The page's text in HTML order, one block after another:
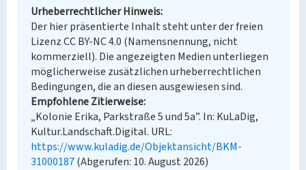
Urheberrechtlicher Hinweis
Der hier präsentierte Inhalt steht unter der freien
Lizenz CC BY-NC 4.0 (Namensnennung, nicht
kommerziell). Die angezeigten Medien unterliegen
möglicherweise zusätzlichen urheberrechtlichen
Bedingungen, die an diesen ausgewiesen sind.
Empfohlene Zitierweise
„Kolonie Erika, Parkstraße 5 und 5a”. In: KuLaDig,
Kultur.Landschaft.Digital. URL:
https://www.kuladig.de/Objektansicht/BKM-
31000187(Abgerufen: 10. August 2026)